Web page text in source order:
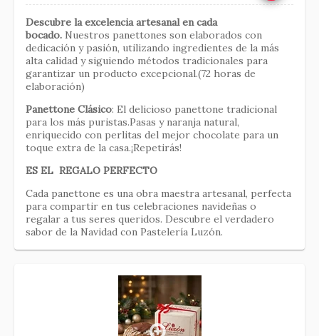
Link
Descubre la excelencia artesanal en cada
bocado. Nuestros panettones son elaborados con
dedicación y pasión, utilizando ingredientes de la más
alta calidad y siguiendo métodos tradicionales para
garantizar un producto excepcional.(72 horas de
elaboración)
Panettone Clásico: El delicioso panettone tradicional
para los más puristas.Pasas y naranja natural,
enriquecido con perlitas del mejor chocolate para un
toque extra de la casa.¡Repetirás!
ES EL REGALO PERFECTO
Cada panettone es una obra maestra artesanal, perfecta
para compartir en tus celebraciones navideñas o
regalar a tus seres queridos. Descubre el verdadero
sabor de la Navidad con Pastelería Luzón.